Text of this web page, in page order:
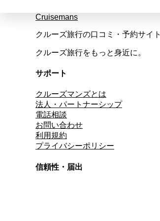
Cruisemans
クルーズ旅行の口コミ・予約サイト
クルーズ旅行をもっと身近に。
サポート
クルーズマンズとは
法人・パートナーシップ
電話相談
お問い合わせ
利用規約
プライバシーポリシー
信頼性・届出